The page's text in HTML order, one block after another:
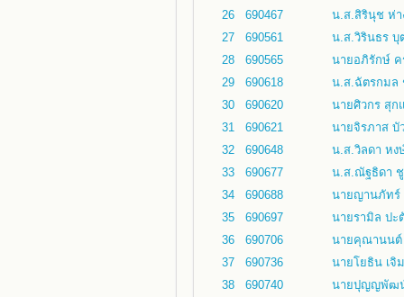
26
690467
น.ส.สิรินุช ห่า
27
690561
น.ส.วิรินธร บุ
28
690565
นายอภิรักษ์ ค
29
690618
น.ส.ฉัตรกมล
30
690620
นายศิวกร สุก
31
690621
นายจิรภาส บั
32
690648
น.ส.วิลดา หง
33
690677
น.ส.ณัฐธิดา
34
690688
นายญานภัทร์
35
690697
นายรามิล ปะ
36
690706
นายคุณานนต์
37
690736
นายโยธิน เจิ
38
690740
นายปุญญพัฒ